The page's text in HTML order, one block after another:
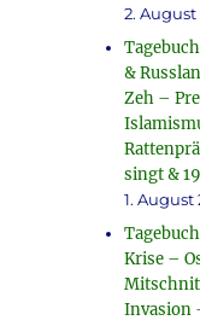
2. August
&
Zeh –
singt &
1. August
Krise –
Invasion